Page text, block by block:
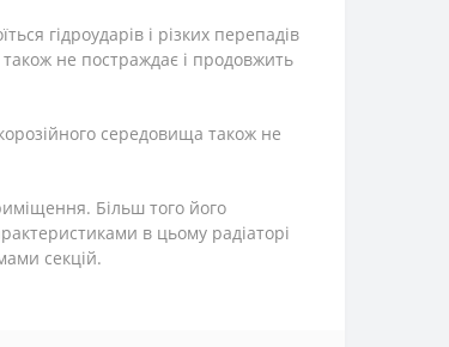
гідроударів і різких перепадів
також не постраждає і продовжить
середовища також не
Більш того його
в цьому радіаторі
секцій.